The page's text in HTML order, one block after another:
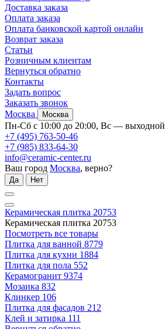
Доставка заказа
Оплата заказа
Оплата банковской картой онлайн
Возврат заказа
Статьи
Розничным клиентам
Вернуться обратно
Контакты
Задать вопрос
Заказать звонок
Москва
Москва
Пн-Сб с 10:00 до 20:00, Вс — выходной
+7 (495) 763-50-46
+7 (985) 833-64-30
info@ceramic-center.ru
Ваш город Москва, верно?
Да Нет
Керамическая плитка 20753
Керамическая плитка 20753
Посмотреть все товары
Плитка для ванной 8779
Плитка для кухни 1884
Плитка для пола 552
Керамогранит 9374
Мозаика 832
Клинкер 106
Плитка для фасадов 212
Клей и затирка 111